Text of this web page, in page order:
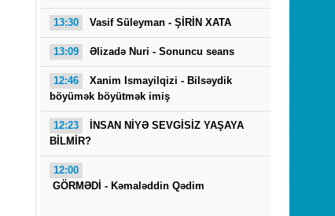
13:30 Vasif Süleyman - ŞİRİN XATA
13:09 Əlizadə Nuri - Sonuncu seans
12:46 Xanim Ismayilqizi - Bilsəydik
böyümək böyütmək imiş
12:23
İNSAN NİYƏ SEVGİSİZ YAŞAYA
BİLMİR?
12:00
GÖRMƏDİ - Kəmaləddin Qədim